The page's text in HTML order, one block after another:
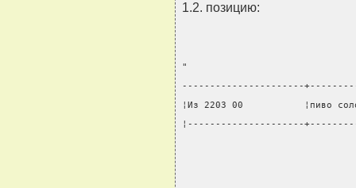
1.2. позицию:
"
----------------------
¦Из 2203 00           ¦пиво
¦---------------------